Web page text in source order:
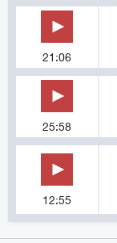
21:06
25:58
12:55